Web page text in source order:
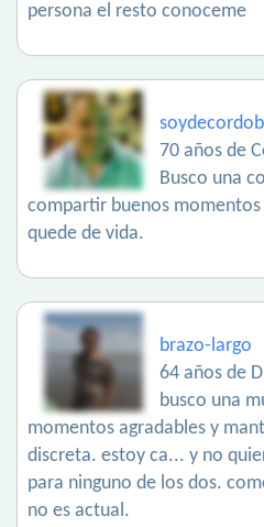
persona el resto conoceme
70 años de
Busco una
compartir buenos
quede de vida.
brazo-largo
64 años de
busco una
momentos agradables y
discreta. estoy ca... y no
para ninguno de los dos.
no es actual.